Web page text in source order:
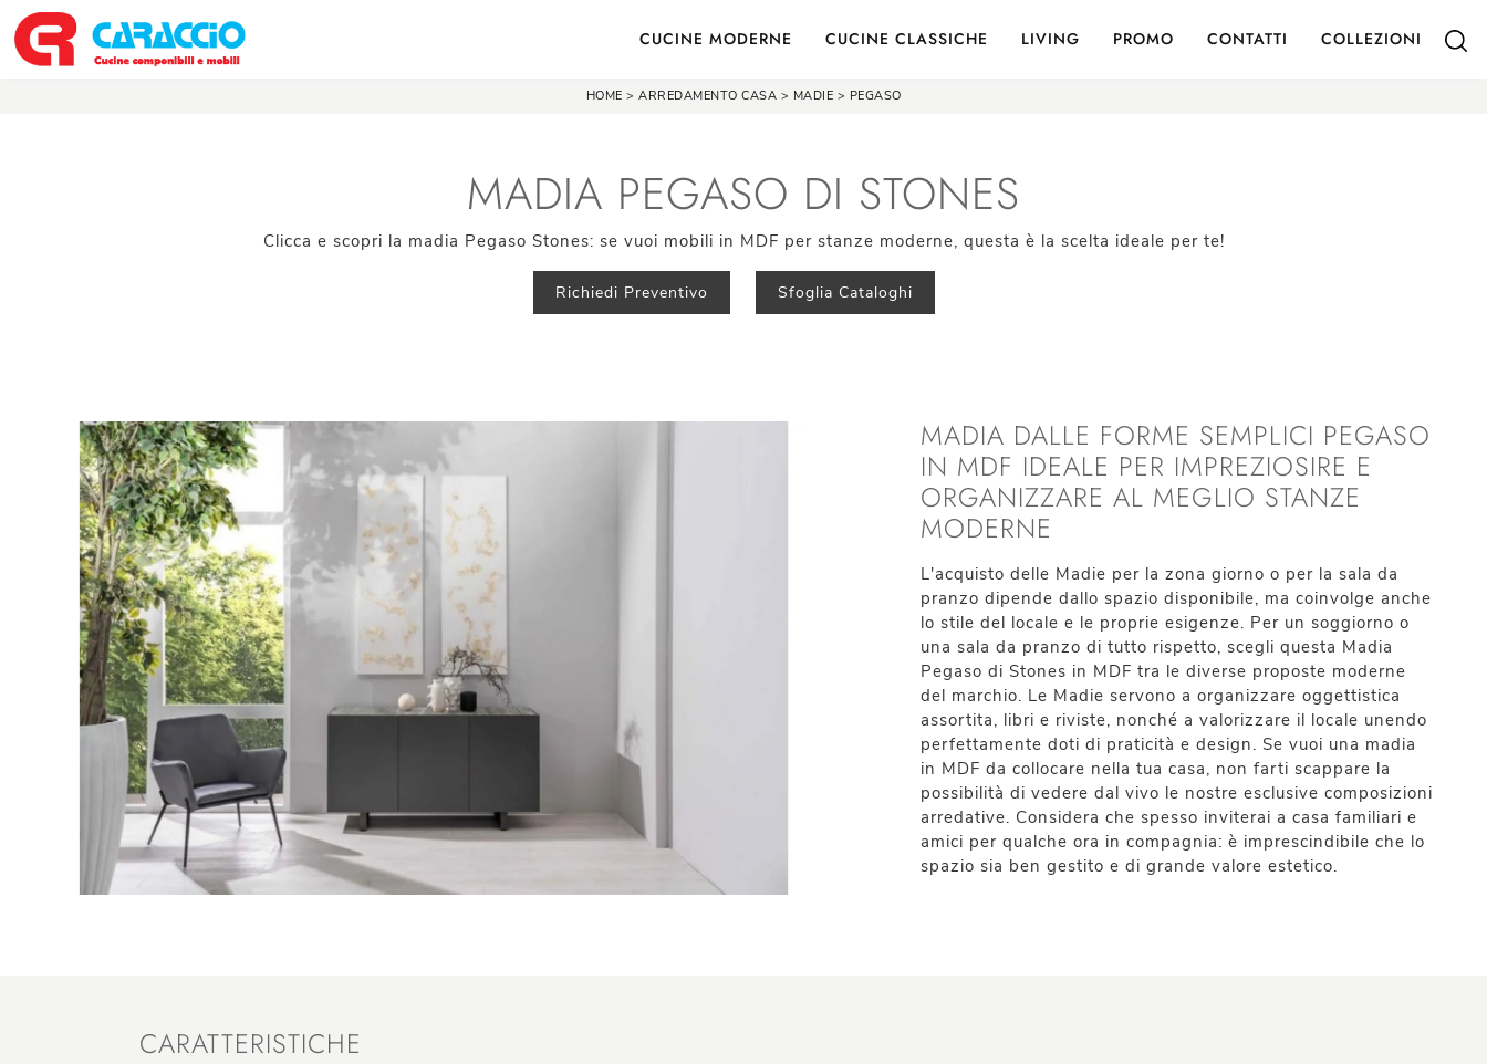
CUCINE MODERNE CUCINE CLASSICHE LIVING PROMO CONTATTI COLLEZIONI
HOME > ARREDAMENTO CASA > MADIE > PEGASO
MADIA PEGASO DI STONES
Clicca e scopri la madia Pegaso Stones: se vuoi mobili in MDF per stanze moderne, questa è la scelta ideale per te!
Richiedi Preventivo Sfoglia Cataloghi
MADIA DALLE FORME SEMPLICI PEGASO
IN MDF IDEALE PER IMPREZIOSIRE E
ORGANIZZARE AL MEGLIO STANZE
MODERNE
L'acquisto delle Madie per la zona giorno o per la sala da
pranzo dipende dallo spazio disponibile, ma coinvolge anche
lo stile del locale e le proprie esigenze. Per un soggiorno o
una sala da pranzo di tutto rispetto, scegli questa Madia
Pegaso di Stones in MDF tra le diverse proposte moderne
del marchio. Le Madie servono a organizzare oggettistica
assortita, libri e riviste, nonché a valorizzare il locale unendo
perfettamente doti di praticità e design. Se vuoi una madia
in MDF da collocare nella tua casa, non farti scappare la
possibilità di vedere dal vivo le nostre esclusive composizioni
arredative. Considera che spesso inviterai a casa familiari e
amici per qualche ora in compagnia: è imprescindibile che lo
spazio sia ben gestito e di grande valore estetico.
CARATTERISTICHE